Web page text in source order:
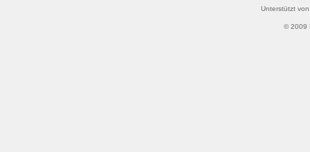
Unterstützt
© 2009